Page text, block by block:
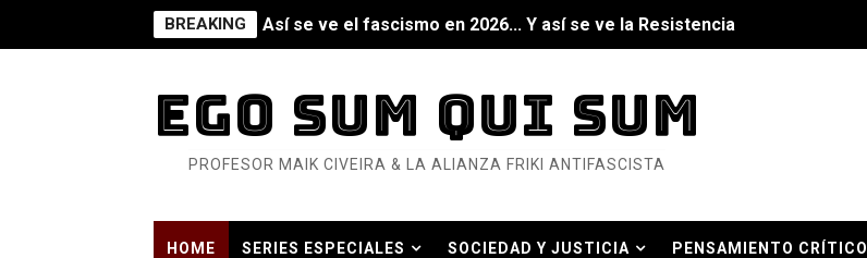
BREAKING Así se ve el fascismo en 2026... Y así se ve la Resistencia
¿Estamos soñando con ovejas eléctricas?
Dioses y Monstruos: Guillermo (DOS)
Dioses y Monstruos: Guillermo (UNO)
EGO SUM QUI SUM
PROFESOR MAIK CIVEIRA & LA ALIANZA FRIKI ANTIFASCISTA
HOME SERIES ESPECIALES SOCIEDAD Y JUSTICIA PENSAMIENTO CRÍTICO